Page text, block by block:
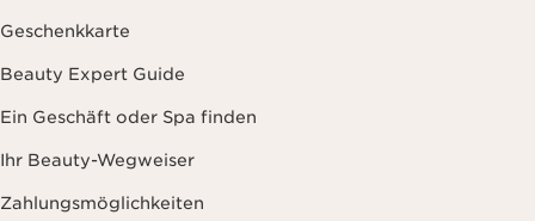
Geschenkkarte
Beauty Expert Guide
Ein Geschäft oder Spa finden
Ihr Beauty-Wegweiser
Zahlungsmöglichkeiten